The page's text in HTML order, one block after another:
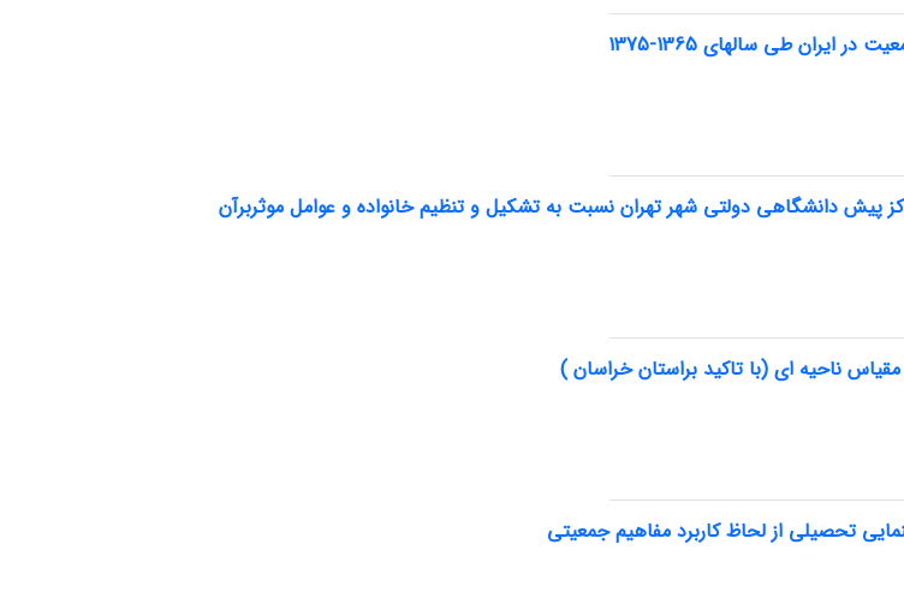
ایران طی سالهای 1365-1375
دانشگاهی دولتی شهر تهران نسبت به تشکیل و تنظیم خانواده و عوامل موثربرآن
ناحیه ای (با تاکید براستان خراسان )
تحصیلی از لحاظ کاربرد مفاهیم جمعیتی